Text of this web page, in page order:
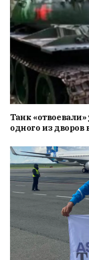
Танк
одного из дворов